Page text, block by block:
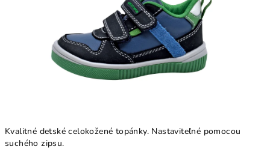
Kvalitné detské celokožené topánky. Nastaviteľné pomocou
suchého zipsu.